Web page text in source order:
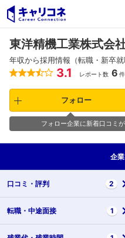
東洋精機工業株式会
年収から採用情報（転職・新卒
3.1 レポート数 6 件
フォロー
フォロー企業に新着口コミ
企業
口コミ・ 評判 2
転職・ 中途面接 1